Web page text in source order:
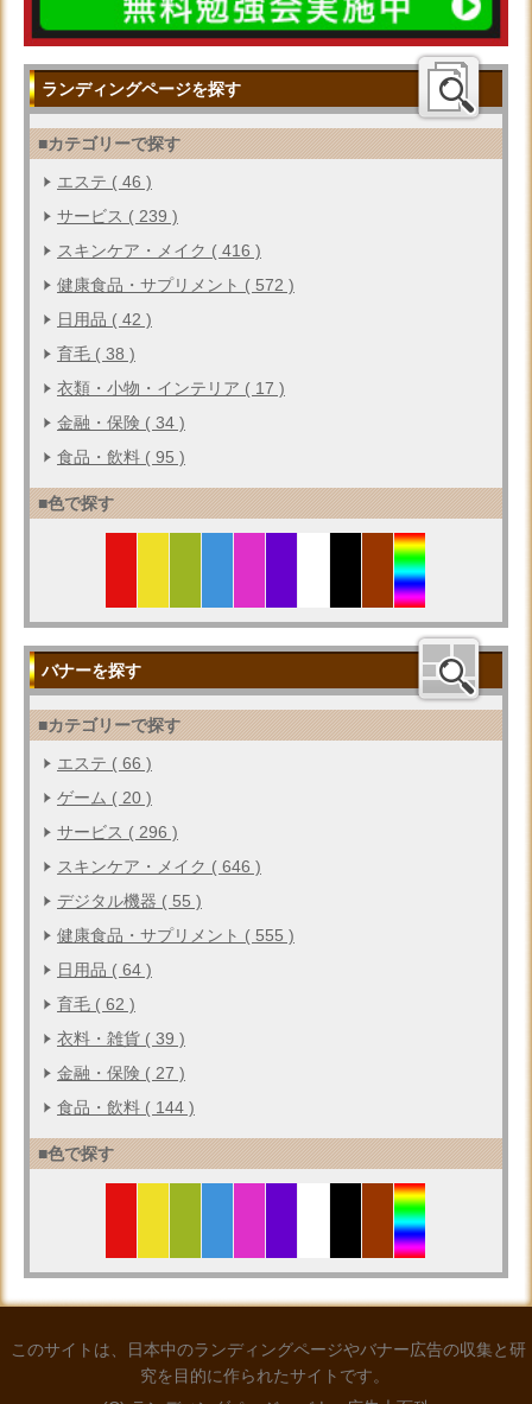
ランディングページを探す
■カテゴリーで探す
エステ ( 46 )
サービス ( 239 )
スキンケア・メイク ( 416 )
健康食品・サプリメント ( 572 )
日用品 ( 42 )
育毛 ( 38 )
衣類・小物・インテリア ( 17 )
金融・保険 ( 34 )
食品・飲料 ( 95 )
■色で探す
バナーを探す
■カテゴリーで探す
エステ ( 66 )
ゲーム ( 20 )
サービス ( 296 )
スキンケア・メイク ( 646 )
デジタル機器 ( 55 )
健康食品・サプリメント ( 555 )
日用品 ( 64 )
育毛 ( 62 )
衣料・雑貨 ( 39 )
金融・保険 ( 27 )
食品・飲料 ( 144 )
■色で探す
このサイトは、日本中のランディングページやバナー広告の収集と研
究を目的に作られたサイトです。